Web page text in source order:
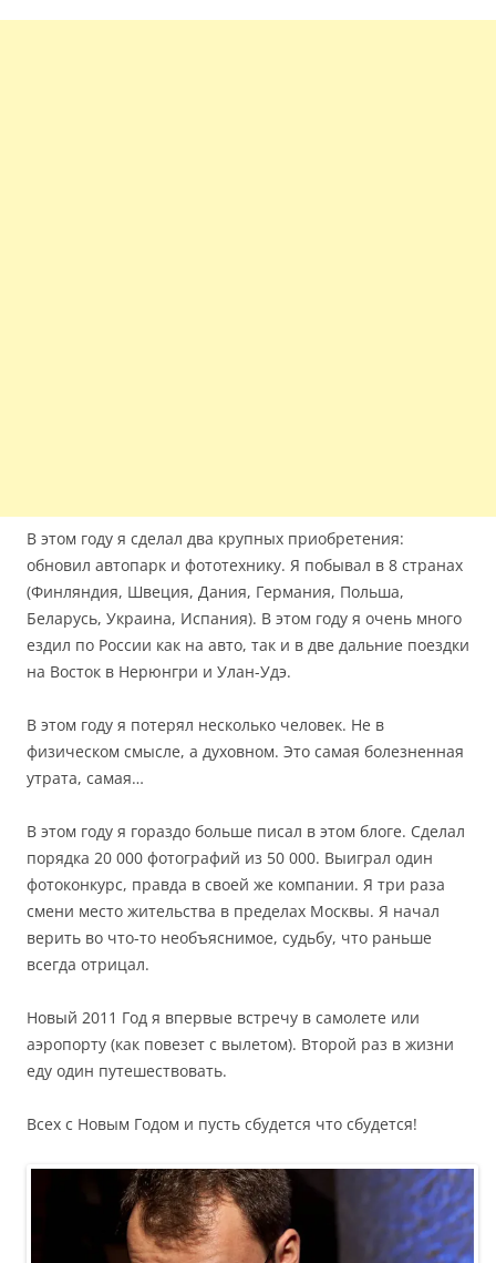
В этом году я сделал два крупных приобретения:
обновил автопарк и фототехнику. Я побывал в 8 странах
(Финляндия, Швеция, Дания, Германия, Польша,
Беларусь, Украина, Испания). В этом году я очень много
ездил по России как на авто, так и в две дальние поездки
на Восток в Нерюнгри и Улан-Удэ.
В этом году я потерял несколько человек. Не в
физическом смысле, а духовном. Это самая болезненная
утрата, самая…
В этом году я гораздо больше писал в этом блоге. Сделал
порядка 20 000 фотографий из 50 000. Выиграл один
фотоконкурс, правда в своей же компании. Я три раза
смени место жительства в пределах Москвы. Я начал
верить во что-то необъяснимое, судьбу, что раньше
всегда отрицал.
Новый 2011 Год я впервые встречу в самолете или
аэропорту (как повезет с вылетом). Второй раз в жизни
еду один путешествовать.
Всех с Новым Годом и пусть сбудется что сбудется!